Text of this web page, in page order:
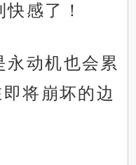
感了！
永动机也会累
将崩坏的边